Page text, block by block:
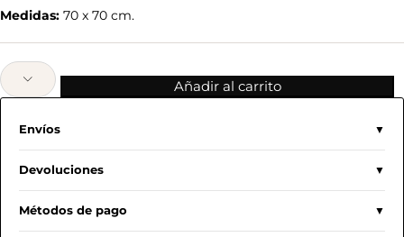
Medidas: 70 x 70 cm.
Añadir al carrito
Envíos
Devoluciones
Métodos de pago